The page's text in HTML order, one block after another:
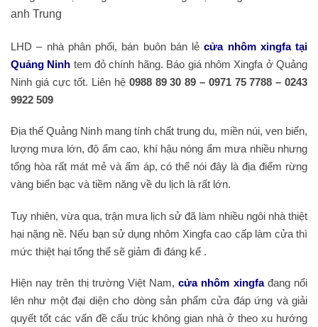
anh Trung
LHD – nhà phân phối, bán buôn bán lẻcửa nhôm xingfa tại
Quảng Ninh tem đỏ chính hãng. Báo giá nhôm Xingfa ở Quảng
Ninh giá cực tốt. Liên hệ 0988 89 30 89 – 0971 75 7788 – 0243
9922 509
Địa thế Quảng Ninh mang tính chất trung du, miền núi, ven biển,
lượng mưa lớn, độ ẩm cao, khí hậu nóng ẩm mưa nhiều nhưng
tổng hòa rất mát mẻ và ấm áp, có thể nói đây là địa điểm rừng
vàng biển bạc và tiềm năng về du lịch là rất lớn.
Tuy nhiên, vừa qua, trận mưa lịch sử đã làm nhiều ngôi nhà thiệt
hại nặng nề. Nếu bạn sử dụng nhôm Xingfa cao cấp làm cửa thì
mức thiệt hại tổng thể sẽ giảm đi đáng kể .
Hiện nay trên thị trường Việt Nam,cửa nhôm xingfađang nổi
lên như một đại diện cho dòng sản phẩm cửa đáp ứng và giải
quyết tốt các vấn đề cấu trúc không gian nhà ở theo xu hướng